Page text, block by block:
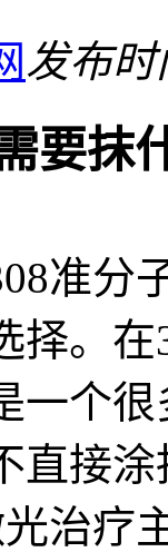
发布时
要抹
准分
择。
一个
直接
治疗